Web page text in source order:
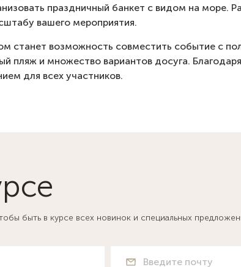
праздничный банкет с видом на море.
вашего мероприятия.
станет возможность совместить событие с
пляж и множество вариантов досуга.
для всех участников.
быть в курсе всех новинок и специальных